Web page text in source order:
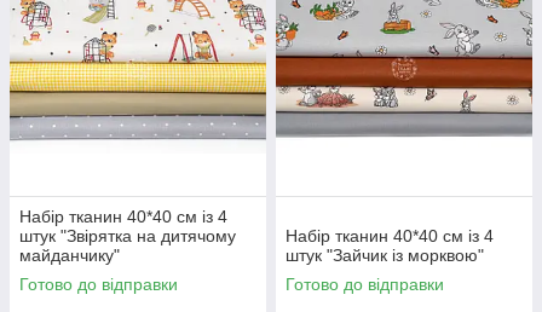
Набір тканин 40*40 см із 4
штук "Звірятка на дитячому
майданчику"
Готово до відправки
Набір тканин 40*40 см із 4
штук "Зайчик із морквою"
Готово до відправки